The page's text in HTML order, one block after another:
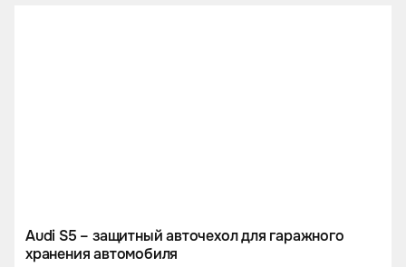
Audi S5 – защитный авточехол для гаражного
хранения автомобиля